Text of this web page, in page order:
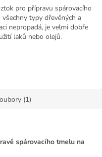
pro přípravu spárovacího
typy dřevěných a
nepropadá, je velmi dobře
laků nebo olejů.
(1)
spárovacího tmelu na